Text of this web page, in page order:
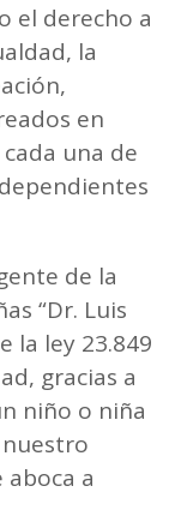
el derecho a
la
en
una de
de la
“Dr. Luis
la ley 23.849
gracias a
niño o niña
a